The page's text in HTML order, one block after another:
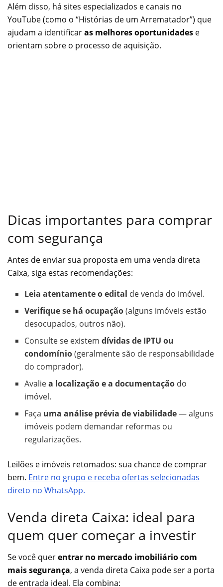
Além disso, há sites especializados e canais no
YouTube (como o “Histórias de um Arrematador”) que
ajudam a identificaras melhores oportunidades e
orientam sobre o processo de aquisição.
Dicas importantes para comprar
com segurança
Antes de enviar sua proposta em uma venda direta
Caixa, siga estas recomendações:
Leia atentamente o edital de venda do imóvel.
Verifique se há ocupação(alguns imóveis estão
desocupados, outros não).
Consulte se existemdívidas de IPTU ou
condomínio(geralmente são de responsabilidade
do comprador).
Avaliea localização e a documentação do
imóvel.
Faça uma análise prévia de viabilidade— alguns
imóveis podem demandar reformas ou
regularizações.
Leilões e imóveis retomados: sua chance de comprar
bem. Entre no grupo e receba ofertas selecionadas
direto no WhatsApp.
Venda direta Caixa: ideal para
quem quer começar a investir
Se você querentrar no mercado imobiliário com
mais segurança, a venda direta Caixa pode ser a porta
de entrada ideal. Ela combina: